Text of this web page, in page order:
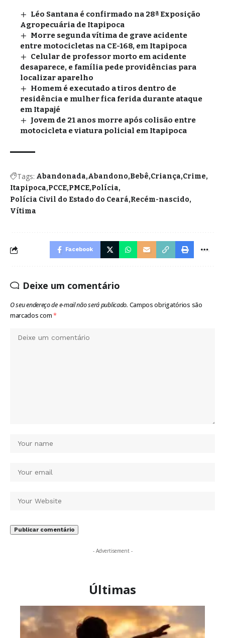
Léo Santana é confirmado na 28ª Exposição
Agropecuária de Itapipoca
Morre segunda vítima de grave acidente
entre motocicletas na CE-168, em Itapipoca
Celular de professor morto em acidente
desaparece, e família pede providências para
localizar aparelho
Homem é executado a tiros dentro de
residência e mulher fica ferida durante ataque
em Itapajé
Jovem de 21 anos morre após colisão entre
motocicleta e viatura policial em Itapipoca
Tags: Abandonada Abandono Bebê Criança Crime
Itapipoca PCCE PMCE Polícia
Polícia Civil do Estado do Ceará Recém-nascido
Vítima
Facebook
Deixe um comentário
O seu endereço de e-mail não será publicado. Campos obrigatórios são
marcados com*
- Advertisement -
Últimas